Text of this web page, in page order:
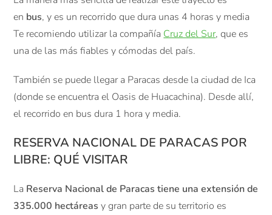
en bus, y es un recorrido que dura unas 4 horas y media
Te recomiendo utilizar la compañía Cruz del Sur, que es
una de las más fiables y cómodas del país.
También se puede llegar a Paracas desde la ciudad de Ica
(donde se encuentra el Oasis de Huacachina). Desde allí,
el recorrido en bus dura 1 hora y media.
RESERVA NACIONAL DE PARACAS POR
LIBRE: QUÉ VISITAR
La Reserva Nacional de Paracas tiene una extensión de
335.000 hectáreas y gran parte de su territorio es